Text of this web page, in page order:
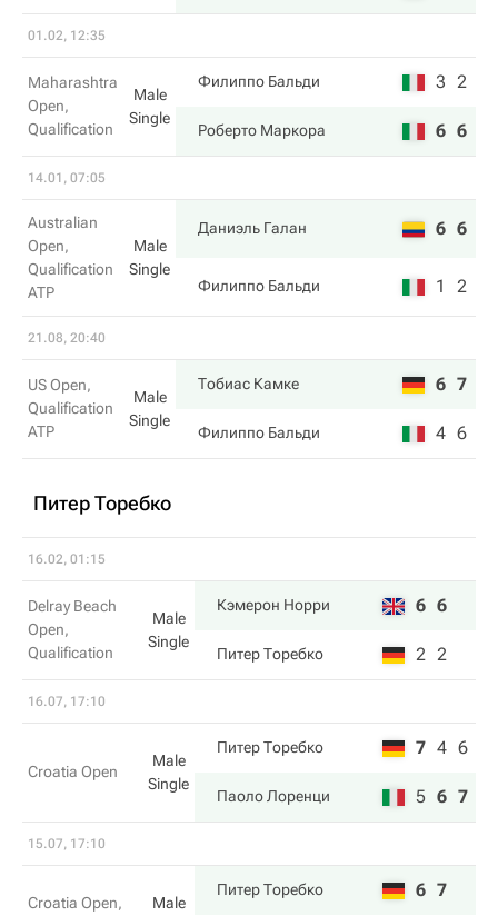
01.02, 12:35
Maharashtra
Open,
Qualification
Male
Single
Филиппо Бальди 3 2
Роберто Маркора 6 6
14.01, 07:05
Australian
Open,
Qualification
ATP
Male
Single
Даниэль Галан 6 6
Филиппо Бальди 1 2
21.08, 20:40
US Open,
Qualification
ATP
Male
Single
Тобиас Камке 6 7
Филиппо Бальди 4 6
Питер Торебко
16.02, 01:15
Delray Beach
Open,
Qualification
Male
Single
Кэмерон Норри 6 6
Питер Торебко 2 2
16.07, 17:10
Croatia Open
Male
Single
Питер Торебко 7 4 6
Паоло Лоренци 5 6 7
15.07, 17:10
Croatia Open,
Male
Питер Торебко 6 7